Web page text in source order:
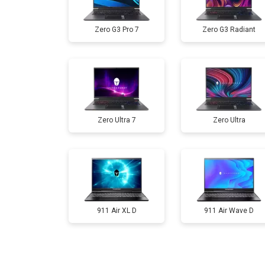
Замена жесткого диска HDD/SSD
Замена разъема HDMI
Замена тачпада
Замена клавиатуры
Замена аккумулятора
Zero G3 Pro 7 Zero G3 Radiant
Zero Ultra 7 Zero Ultra
911 Air XL D 911 Air Wave D